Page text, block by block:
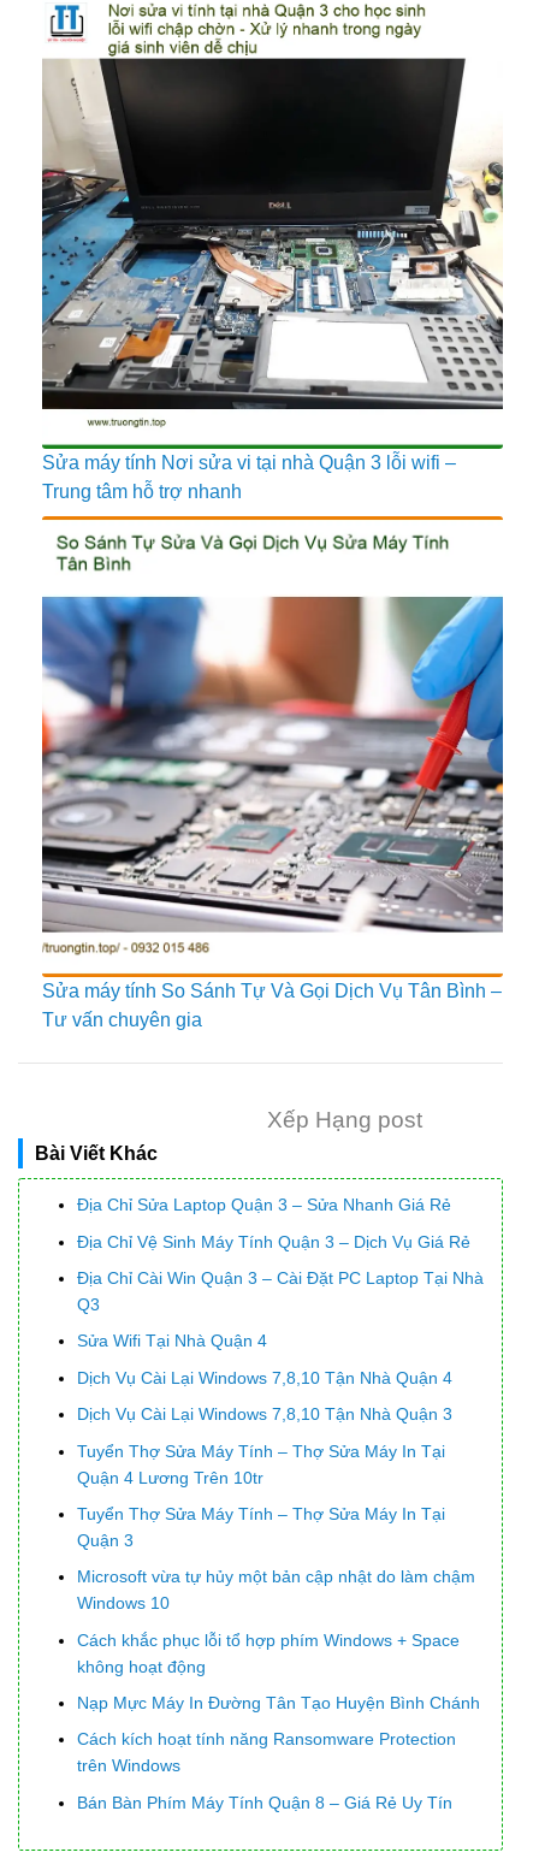
Sửa máy tính Nơi sửa vi tại nhà Quận 3 lỗi wifi –
Trung tâm hỗ trợ nhanh
Sửa máy tính So Sánh Tự Và Gọi Dịch Vụ Tân Bình –
Tư vấn chuyên gia
Xếp Hạng post
Bài Viết Khác
Địa Chỉ Sửa Laptop Quận 3 – Sửa Nhanh Giá Rẻ
Địa Chỉ Vệ Sinh Máy Tính Quận 3 – Dịch Vụ Giá Rẻ
Địa Chỉ Cài Win Quận 3 – Cài Đặt PC Laptop Tại Nhà
Q3
Sửa Wifi Tại Nhà Quận 4
Dịch Vụ Cài Lại Windows 7,8,10 Tận Nhà Quận 4
Dịch Vụ Cài Lại Windows 7,8,10 Tận Nhà Quận 3
Tuyển Thợ Sửa Máy Tính – Thợ Sửa Máy In Tại
Quận 4 Lương Trên 10tr
Tuyển Thợ Sửa Máy Tính – Thợ Sửa Máy In Tại
Quận 3
Microsoft vừa tự hủy một bản cập nhật do làm chậm
Windows 10
Cách khắc phục lỗi tổ hợp phím Windows + Space
không hoạt động
Nạp Mực Máy In Đường Tân Tạo Huyện Bình Chánh
Cách kích hoạt tính năng Ransomware Protection
trên Windows
Bán Bàn Phím Máy Tính Quận 8 – Giá Rẻ Uy Tín